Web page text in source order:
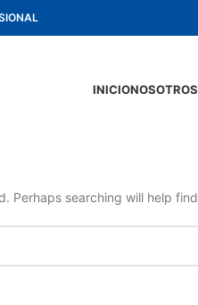
INICIONOSOTROS
Perhaps searching will help